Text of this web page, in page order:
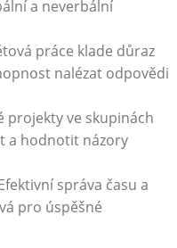
a neverbální
práce klade důraz
nalézat odpovědi
projekty ve skupinách
a hodnotit názory
správa času a
pro úspěšné